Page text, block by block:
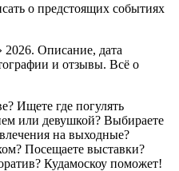
о предстоящих событиях
Описание, дата
и отзывы. Всё о
Ищете где погулять
или девушкой? Выбираете
на выходные?
Посещаете выставки?
Кудамоскоу поможет!